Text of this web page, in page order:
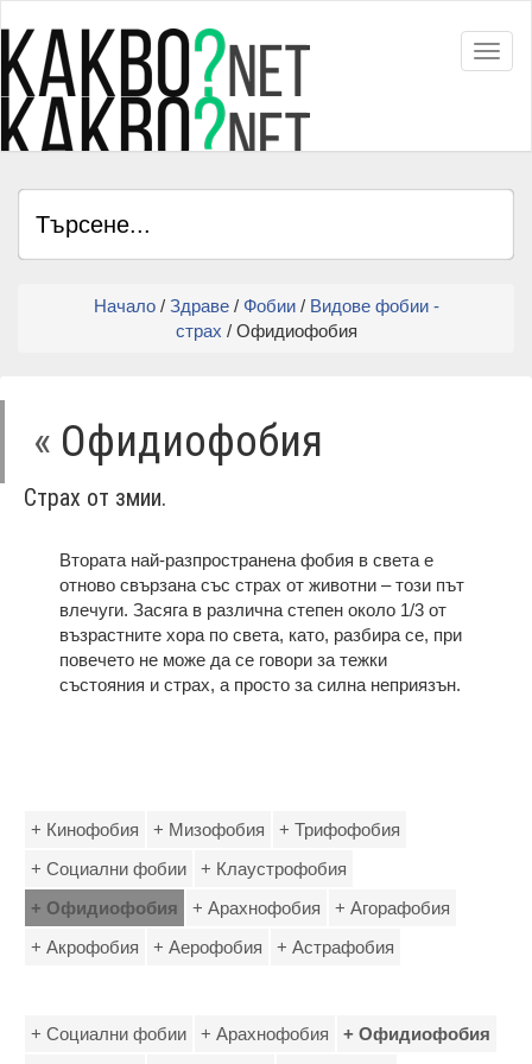
Начало/ Здраве/ Фобии/ Видове фобии -
страх / Офидиофобия
« Офидиофобия
Страх от змии.
Втората най-разпространена фобия в света е
отново свързана със страх от животни – този път
влечуги. Засяга в различна степен около 1/3 от
възрастните хора по света, като, разбира се, при
повечето не може да се говори за тежки
състояния и страх, а просто за силна неприязън.
+ Кинофобия + Мизофобия
+ Трифофобия
+ Социални фобии
+ Клаустрофобия
+ Офидиофобия
+ Арахнофобия
+ Агорафобия
+ Акрофобия
+ Аерофобия + Астрафобия
+ Социални фобии + Арахнофобия
+ Офидиофобия